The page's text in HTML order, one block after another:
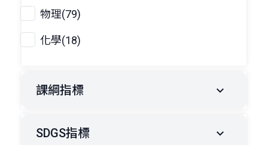
物理(79)
化學(18)
課綱指標
SDGS指標